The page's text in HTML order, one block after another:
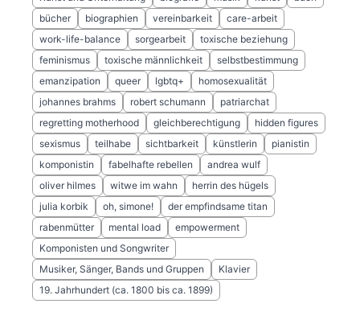
bücher
biographien vereinbarkeit
care-arbeit
work-life-balance
sorgearbeit
toxische beziehung
feminismus
toxische männlichkeit
selbstbestimmung
emanzipation
queer lgbtq+
homosexualität
johannes brahms
robert schumann
patriarchat
regretting motherhood
gleichberechtigung
hidden figures
sexismus
teilhabe sichtbarkeit künstlerin
pianistin
komponistin
fabelhafte rebellen
andrea wulf
oliver hilmes
witwe im wahn
herrin des hügels
julia korbik
oh, simone!
der empfindsame titan
rabenmütter
mental load
empowerment
Komponisten und Songwriter
Musiker, Sänger, Bands und Gruppen
Klavier
19. Jahrhundert (ca. 1800 bis ca. 1899)